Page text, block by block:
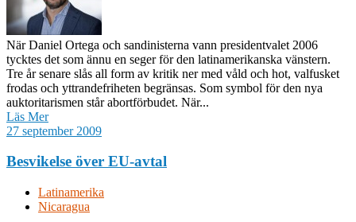
När Daniel Ortega och sandinisterna vann presidentvalet 2006
tycktes det som ännu en seger för den latinamerikanska vänstern.
Tre år senare slås all form av kritik ner med våld och hot, valfusket
frodas och yttrandefriheten begränsas. Som symbol för den nya
auktoritarismen står abortförbudet. När...
Läs Mer
27 september 2009
Besvikelse över EU-avtal
Latinamerika
Nicaragua